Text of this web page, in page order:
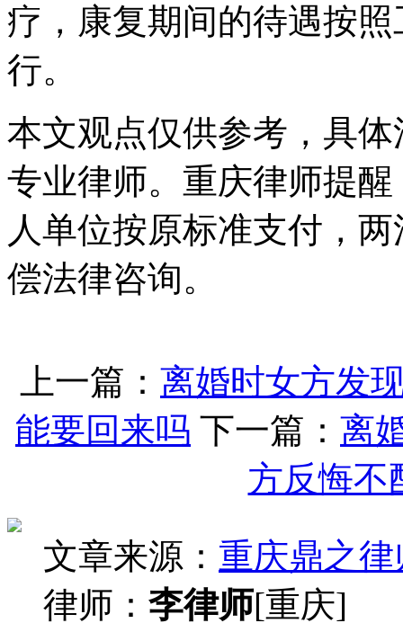
疗，康复期间的待遇按
行。
本文观点仅供参考，具
专业律师。重庆律师提
人单位按原标准支付，
偿法律咨询。
上一篇： 离婚时女方发
能要回来吗 下一篇： 离
方反悔不
文章来源： 重庆鼎之
律师： 李律师[重庆]